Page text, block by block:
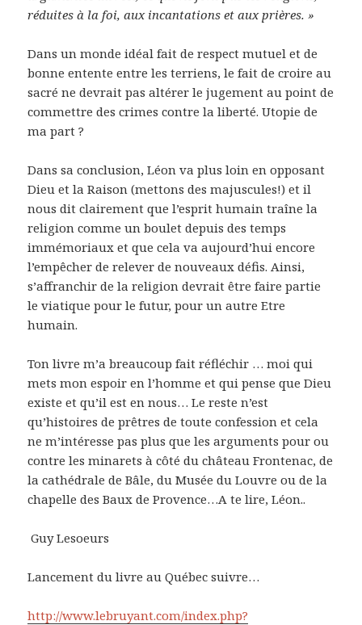
réduites à la foi, aux incantations et aux prières. »
Dans un monde idéal fait de respect mutuel et de
bonne entente entre les terriens, le fait de croire au
sacré ne devrait pas altérer le jugement au point de
commettre des crimes contre la liberté. Utopie de
ma part ?
Dans sa conclusion, Léon va plus loin en opposant
Dieu et la Raison (mettons des majuscules!) et il
nous dit clairement que l’esprit humain traîne la
religion comme un boulet depuis des temps
immémoriaux et que cela va aujourd’hui encore
l’empêcher de relever de nouveaux défis. Ainsi,
s’affranchir de la religion devrait être faire partie
le viatique pour le futur, pour un autre Etre
humain.
Ton livre m’a breaucoup fait réfléchir … moi qui
mets mon espoir en l’homme et qui pense que Dieu
existe et qu’il est en nous… Le reste n’est
qu’histoires de prêtres de toute confession et cela
ne m’intéresse pas plus que les arguments pour ou
contre les minarets à côté du château Frontenac, de
la cathédrale de Bâle, du Musée du Louvre ou de la
chapelle des Baux de Provence…A te lire, Léon..
Guy Lesoeurs
Lancement du livre au Québec suivre…
http://www.lebruyant.com/index.php?